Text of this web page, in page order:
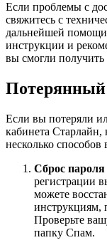
Если проблемы с
свяжитесь с
дальнейшей
инструкции и
вы смогли получить
Если вы потеряли
кабинета Старлайн,
несколько способов
Сброс пароля
регистрации
можете
инструкциям,
Проверьте
папку Спам.